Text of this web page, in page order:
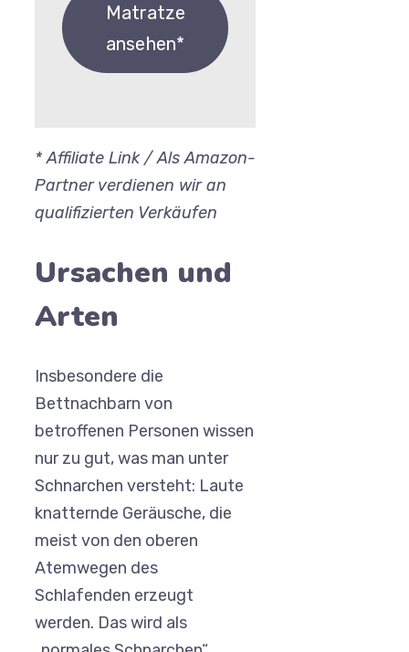
Matratze
ansehen*
* Affiliate Link / Als Amazon-
Partner verdienen wir an
qualifizierten Verkäufen
Ursachen und
Arten
Insbesondere die
Bettnachbarn von
betroffenen Personen wissen
nur zu gut, was man unter
Schnarchen versteht: Laute
knatternde Geräusche, die
meist von den oberen
Atemwegen des
Schlafenden erzeugt
werden. Das wird als